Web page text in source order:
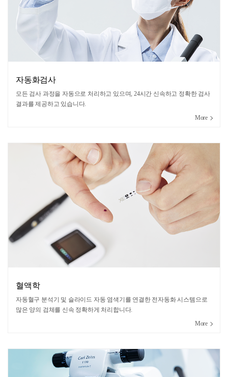
자동화검사
모든 검사 과정을 자동으로 처리하고 있으며, 24시간 신속하고 정확한 검사
결과를 제공하고 있습니다.
More
혈액학
자동혈구 분석기 및 슬라이드 자동 염색기를 연결한 전자동화 시스템으로
많은 양의 검체를 신속 정확하게 처리합니다.
More